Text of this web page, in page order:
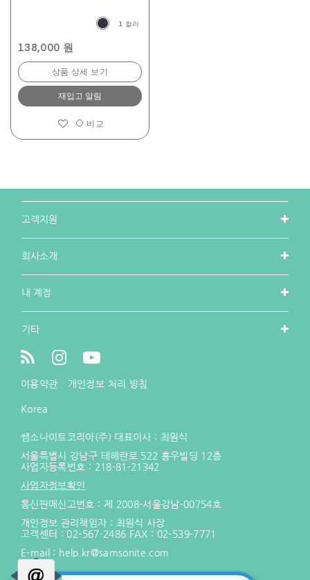
1 컬러
138,000 원
상품 상세 보기
재입고 알림
비교
고객지원
회사소개
내 계정
기타
이용약관 개인정보 처리 방침
Korea
쌤소나이트코리아(주) 대표이사 : 최원식
서울특별시 강남구 테헤란로 522 홍우빌딩 12층
사업자등록번호 : 218-81-21342
사업자정보확인
통신판매신고번호 : 제 2008-서울강남-00754호
개인정보 관리책임자 : 최원식 사장
고객센터 : 02-567-2486 FAX : 02-539-7771
E-mail : help.kr@samsonite.com